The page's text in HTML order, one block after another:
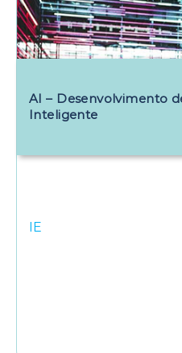
AI – Desenvolvimento
Inteligente
IE